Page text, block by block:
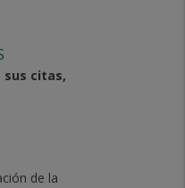
sus citas,
de la